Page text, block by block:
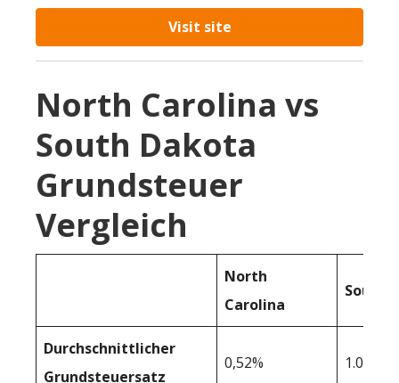
Visit site
North Carolina vs
South Dakota
Grundsteuer
Vergleich
North
Carolina
South
Durchschnittlicher
Grundsteuersatz
0,52% 1.03%